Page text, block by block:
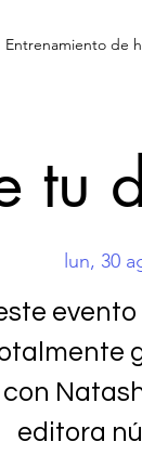
Entrenamiento de
tu
lun, 30
editora